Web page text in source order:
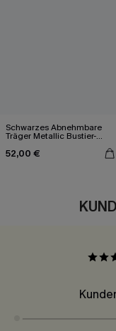
Schwarzes Abnehmbare
Träger Metallic Bustier-
52,00 €